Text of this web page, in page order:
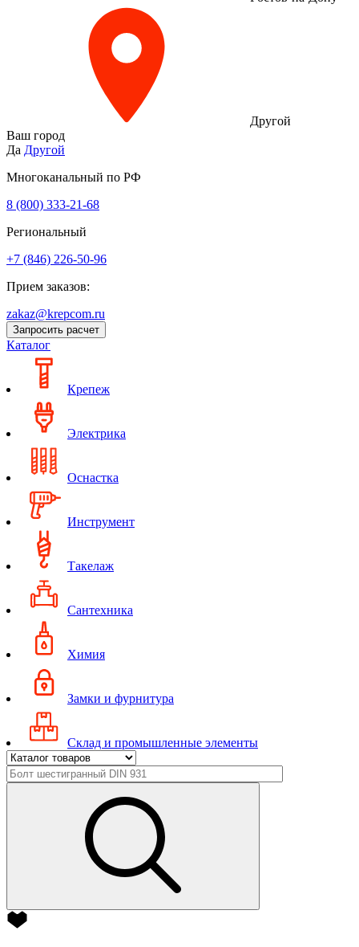
Другой
Ваш город
Да Другой
Многоканальный по РФ
8 (800) 333‑21-68
Региональный
+7 (846) 226-50-96
Прием заказов:
zakaz@krepcom.ru
Запросить расчет
Каталог
Крепеж
Электрика
Оснастка
Инструмент
Такелаж
Сантехника
Химия
Замки и фурнитура
Склад и промышленные элементы